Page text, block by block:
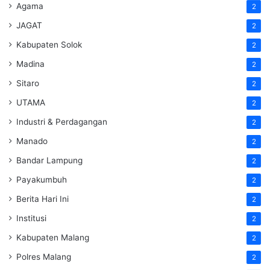
Agama 2
JAGAT 2
Kabupaten Solok 2
Madina 2
Sitaro 2
UTAMA 2
Industri & Perdagangan 2
Manado 2
Bandar Lampung 2
Payakumbuh 2
Berita Hari Ini 2
Institusi 2
Kabupaten Malang 2
Polres Malang 2